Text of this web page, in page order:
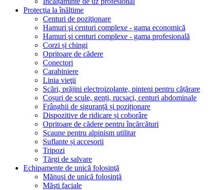
Protecţia la înălţime
Centuri de poziţionare
Hamuri şi centuri complexe - gama economică
Hamuri şi centuri complexe - gama profesională
Corzi și chingi
Opritoare de cădere
Conectori
Carabiniere
Linia vieţii
Scări, prăjini electroizolante, pinteni pentru cățărare
Coșuri de scule, genți, rucsaci, centuri abdominale
Frânghii de siguranță și poziționare
Dispozitive de ridicare și coborâre
Opritoare de cădere pentru încărcături
Scaune pentru alpinism utilitar
Suflante și accesorii
Tripozi
Tărgi de salvare
Echipamente de unică folosinţă
Mănuşi de unică folosinţă
Măşti faciale